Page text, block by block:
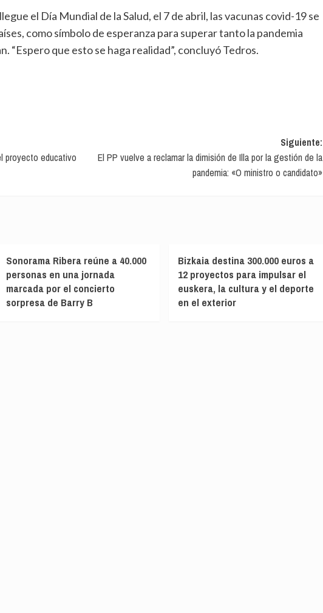
como símbolo de esperanza para superar tanto la pandemia
“Espero que esto se haga realidad”, concluyó Tedros.
proyecto educativo
Siguiente:
El PP vuelve a reclamar la dimisión de Illa por la gestión de la
pandemia: «O ministro o candidato»
Sonorama Ribera reúne a 40.000
personas en una jornada
marcada por el concierto
sorpresa de Barry B
Bizkaia destina 300.000 euros a
12 proyectos para impulsar el
euskera, la cultura y el deporte
en el exterior